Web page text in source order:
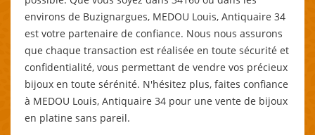
environs de Buzignargues, MEDOU Louis, Antiquaire 34
est votre partenaire de confiance. Nous nous assurons
que chaque transaction est réalisée en toute sécurité et
confidentialité, vous permettant de vendre vos précieux
bijoux en toute sérénité. N'hésitez plus, faites confiance
à MEDOU Louis, Antiquaire 34 pour une vente de bijoux
en platine sans pareil.